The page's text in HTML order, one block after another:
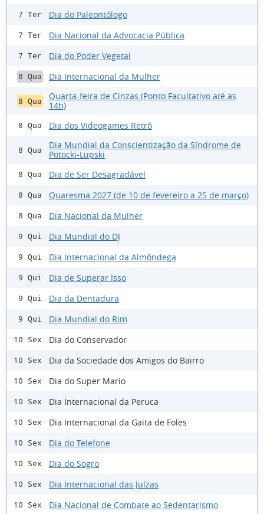
7 Ter Dia do Paleontólogo
7 Ter Dia Nacional da Advocacia Pública
7 Ter Dia do Poder Vegetal
8 Qua Dia Internacional da Mulher
8 Qua
Quarta-feira de Cinzas (Ponto Facultativo até as
14h)
8 Qua Dia dos Videogames Retrô
8 Qua
Dia Mundial da Conscientização da Síndrome de
Potocki-Lupski
8 Qua Dia de Ser Desagradável
8 Qua Quaresma 2027 (de 10 de fevereiro a 25 de março)
8 Qua Dia Nacional da Mulher
9 Qui Dia Mundial do DJ
9 Qui Dia Internacional da Almôndega
9 Qui Dia de Superar Isso
9 Qui Dia da Dentadura
9 Qui Dia Mundial do Rim
10 Sex Dia do Conservador
10 Sex Dia da Sociedade dos Amigos do Bairro
10 Sex Dia do Super Mario
10 Sex Dia Internacional da Peruca
10 Sex Dia Internacional da Gaita de Foles
10 Sex Dia do Telefone
10 Sex Dia do Sogro
10 Sex Dia Internacional das Juízas
10 Sex Dia Nacional de Combate ao Sedentarismo